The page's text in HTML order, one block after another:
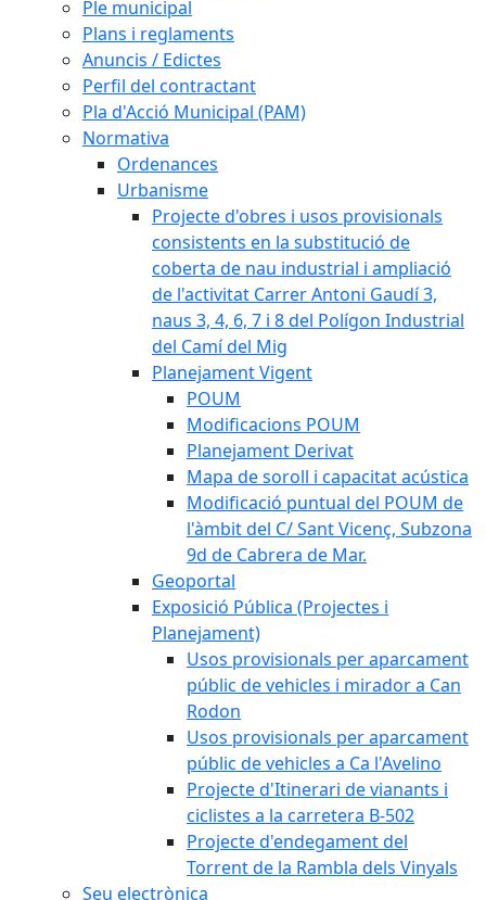
Ple municipal
Plans i reglaments
Anuncis / Edictes
Perfil del contractant
Pla d'Acció Municipal (PAM)
Normativa
Ordenances
Urbanisme
Projecte d'obres i usos provisionals
consistents en la substitució de
coberta de nau industrial i ampliació
de l'activitat Carrer Antoni Gaudí 3,
naus 3, 4, 6, 7 i 8 del Polígon Industrial
del Camí del Mig
Planejament Vigent
POUM
Modificacions POUM
Planejament Derivat
Mapa de soroll i capacitat acústica
Modificació puntual del POUM de
l'àmbit del C/ Sant Vicenç, Subzona
9d de Cabrera de Mar.
Geoportal
Exposició Pública (Projectes i
Planejament)
Usos provisionals per aparcament
públic de vehicles i mirador a Can
Rodon
Usos provisionals per aparcament
públic de vehicles a Ca l'Avelino
Projecte d'Itinerari de vianants i
ciclistes a la carretera B-502
Projecte d'endegament del
Torrent de la Rambla dels Vinyals
Seu electrònica